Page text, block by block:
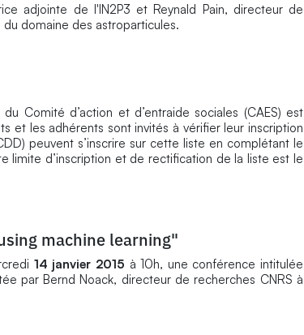
adjointe de l'IN2P3 et Reynald Pain, directeur de
domaine des astroparticules.
Comité d’action et d’entraide sociales (CAES) est
et les adhérents sont invités à vérifier leur inscription
peuvent s’inscrire sur cette liste en complétant le
limite d’inscription et de rectification de la liste est le
machine learning"
14 janvier 2015 à 10h, une conférence intitulée
par Bernd Noack, directeur de recherches CNRS à